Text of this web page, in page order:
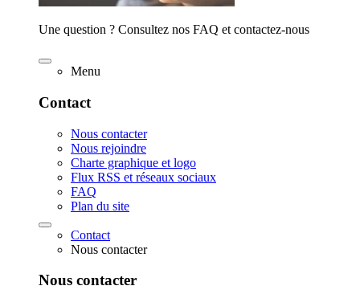
Une question ? Consultez nos FAQ et contactez-nous
Menu
Contact
Nous contacter
Nous rejoindre
Charte graphique et logo
Flux RSS et réseaux sociaux
FAQ
Plan du site
Contact
Nous contacter
Nous contacter